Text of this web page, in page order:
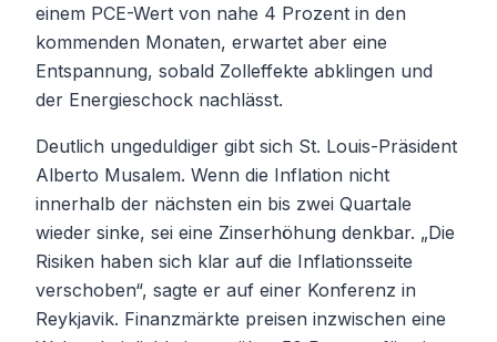
einem PCE-Wert von nahe 4 Prozent in den
kommenden Monaten, erwartet aber eine
Entspannung, sobald Zolleffekte abklingen und
der Energieschock nachlässt.
Deutlich ungeduldiger gibt sich St. Louis-Präsident
Alberto Musalem. Wenn die Inflation nicht
innerhalb der nächsten ein bis zwei Quartale
wieder sinke, sei eine Zinserhöhung denkbar. „Die
Risiken haben sich klar auf die Inflationsseite
verschoben“, sagte er auf einer Konferenz in
Reykjavik. Finanzmärkte preisen inzwischen eine